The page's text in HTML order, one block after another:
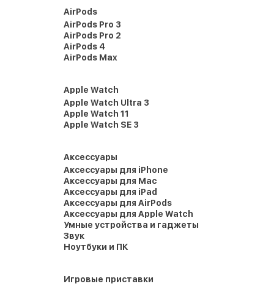
AirPods
AirPods Pro 3
AirPods Pro 2
AirPods 4
AirPods Max
Apple Watch
Apple Watch Ultra 3
Apple Watch 11
Apple Watch SE 3
Аксессуары
Аксессуары для iPhone
Аксессуары для Mac
Аксессуары для iPad
Аксессуары для AirPods
Аксессуары для Apple Watch
Умные устройства и гаджеты
Звук
Ноутбуки и ПК
Игровые приставки